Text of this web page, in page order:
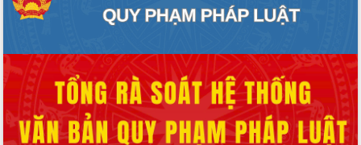
Đắk Lắk công bố Quy hoạch và xúc
ứng để giữ vững thị trường xuất khẩu
Diễn đàn Kinh tế tư nhân Việt Nam đột
phá cơ chế - Hợp tác công tư
Đề án 06 tạo bước ngoặt đột phá trong
cải cách hành chính tỉnh Đắk Lắk